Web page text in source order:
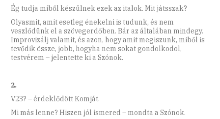
Ég tudja miből készülnek ezek az italok. Mit játsszak?
Olyasmit, amit esetleg énekelni is tudunk, és nem
veszlődünk el a szövegerdőben. Bár az általában mindegy.
Improvizálj valamit, és azon, hogy amit megiszunk, miből is
tevődik össze, jobb, hogyha nem sokat gondolkodol,
testvérem – jelentette ki a Szónok.
2.
V23? – érdeklődött Komját.
Mi más lenne? Hiszen jól ismered – mondta a Szónok.